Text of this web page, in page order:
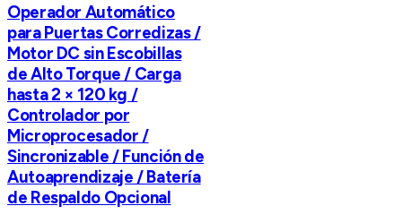
Operador Automático
para Puertas Corredizas /
Motor DC sin Escobillas
de Alto Torque / Carga
hasta 2 × 120 kg /
Controlador por
Microprocesador /
Sincronizable / Función de
Autoaprendizaje / Batería
de Respaldo Opcional